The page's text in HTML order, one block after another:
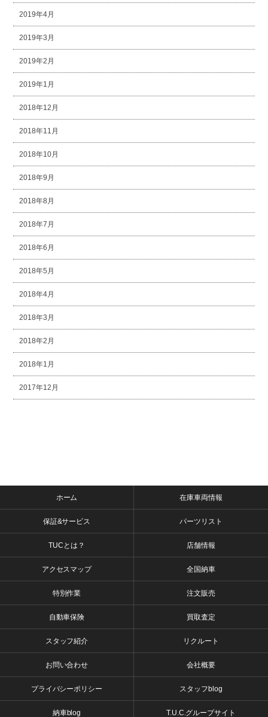
2019年4月
2019年3月
2019年2月
2019年1月
2018年12月
2018年11月
2018年10月
2018年9月
2018年8月
2018年7月
2018年6月
2018年5月
2018年4月
2018年3月
2018年2月
2018年1月
2017年12月
ホーム 在庫車両情報
保証&サービス パーツリスト
TUCとは？ 店舗情報
アクセスマップ 全国納車
特別作業 注文販売
自動車保険 買取査定
スタッフ紹介 リクルート
お問い合わせ 会社概要
プライバシーポリシー スタッフblog
納車blog T.U.C.グループサイト